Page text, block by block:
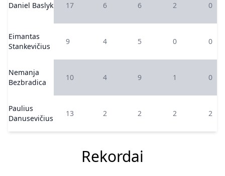
Daniel Baslyk 17 6 6 2 0
Eimantas
Stankevičius
9 4 5 0 0
Nemanja
Bezbradica
10 4 9 1 0
Paulius
Danusevičius
13 2 2 2 2
Rekordai